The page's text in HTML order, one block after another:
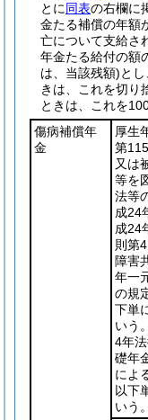
とに同表の右欄に
金たる補償の年額
亡について支給さ
年金たる給付の額
は、当該残額)と
きは、これを切り
ときは、これを
傷病補償年
金
厚生
第
又は
等を
法等
成24
成24
則第
障害
年一
の規
下単
いう
4年
礎年
によ
以下
いう